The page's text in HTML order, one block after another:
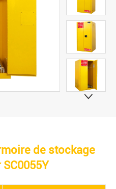

de stockage